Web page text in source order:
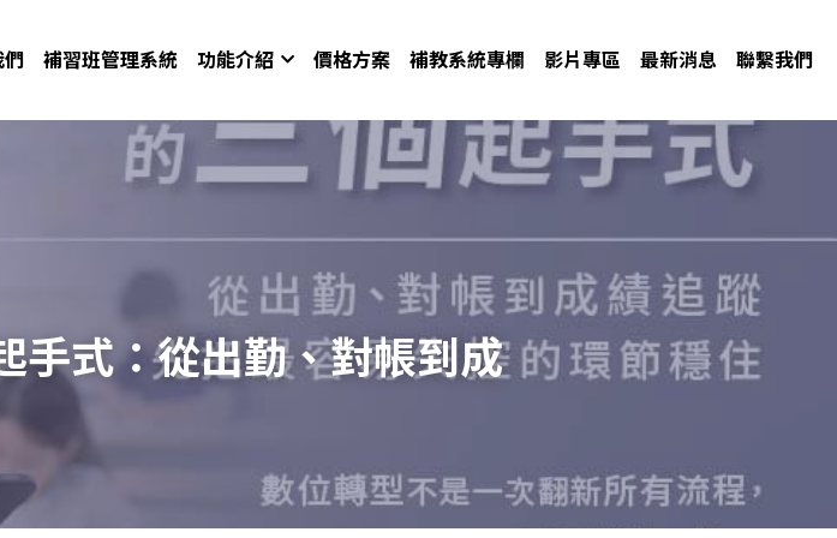
們 補習班管理系統 功能介紹 價格方案 補教系統專欄 影片專區 最新消息 聯繫我們
手式：從出勤、對帳到成